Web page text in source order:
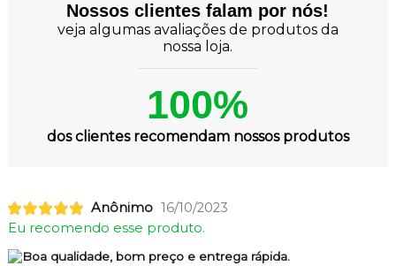
Nossos clientes falam por nós!
veja algumas avaliações de produtos da
nossa loja.
100%
dos clientes recomendam nossos produtos
Anônimo 16/10/2023
Eu recomendo esse produto.
Boa qualidade, bom preço e entrega rápida.